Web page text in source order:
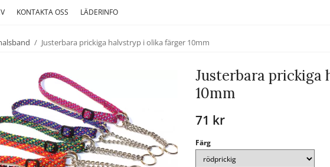
KONTAKTA OSS LÄDERINFO
/ Justerbara prickiga halvstryp i olika färger 10mm
Justerbara prickiga
10mm
71 kr
Färg